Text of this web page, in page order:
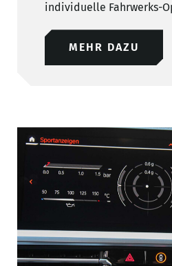
individuelle Fahrwerks-
MEHR DAZU